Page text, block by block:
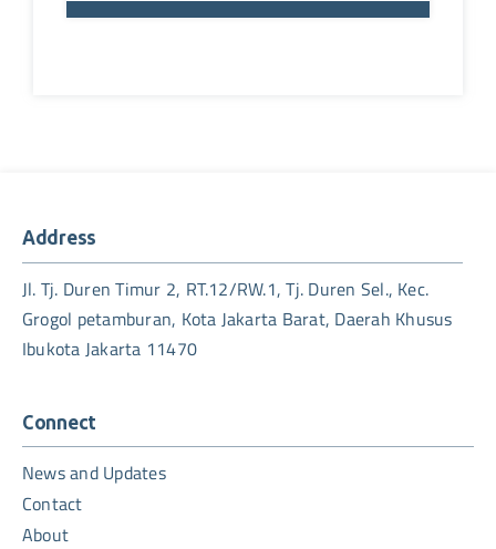
Address
Jl. Tj. Duren Timur 2, RT.12/RW.1, Tj. Duren Sel., Kec.
Grogol petamburan, Kota Jakarta Barat, Daerah Khusus
Ibukota Jakarta 11470
Connect
News and Updates
Contact
About